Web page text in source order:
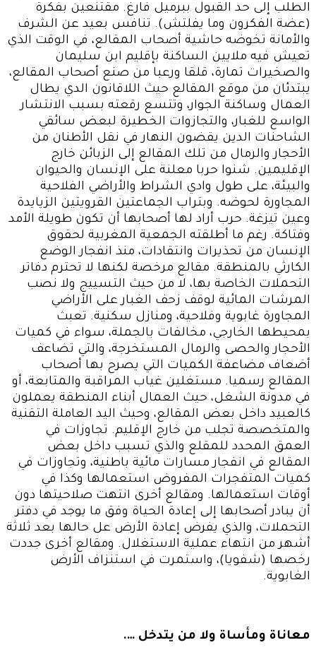
الطلب إلى حد القبول ببرميل فارغ. مقتنعين بفكرة
(عضة الفكرون وما يفلتش). تنافس بعيد عن الشرف
والأمانة تخوضه حاشية أصحاب المقالع، في الوقت الذي
تعيش فيه ملايين الساكنة بإقليم ابن سليمان
والصخيرات تمارة، قلقا ورعبا من صنع أصحاب المقالع،
يبتدئان من موقع المقالع حيث اللاقانون الدي يطال
العمال وساكنة الجوار، وتتسع رقعته بسبب الانتشار
الواسع للغبار، والتجازوات الخطيرة لبعض سائقي
الشاحنات الدين يقضون النهار في نقل الأطنان من
الأحجار والرمال من تلك المقالع إلى الزبائن خارج
الإقليمين. شنوا حربا معلنة على الإنسان والحيوان
والبيئة، على طول وادي الشراط والأراضي الفلاحية
المجاورة لحوضه. وبتراب الجماعتين القرويتين الزيايدة
وعين تيزغة. حرب أراد لها أصحابها أن تكون طويلة الأمد
وفتاكة. رغم ما أطلقته الجمعية المغربية لحقوق
الإنسان من تحذيرات وانتقادات، منذ انفجار الوضع
الكارثي بالمنطقة. مقالع مرخصة لكنها لا تحترم دفاتر
التحملات الخاصة بها، لا من حيث التسييج ولا نصب
المرشات المائية لوقف زحف الغبار على الأراضي
المجاورة غابوية وفلاحية، ومنازل سكنية. تعبث
بمحيطها الخارجي، مخالفات بالجملة، سواء في كميات
الأحجار والحصى والرمال المستخرجة، والتي تضاعف
أضعاف مضاعفة الكميات التي يصرح بها أصحاب
المقالع رسميا. مستغلين غياب المراقبة والمتابعة، أو
في مدونة الشغل، حيث العمال أبناء المنطقة يعملون
كالعبيد داخل بعض المقالع، وحيث اليد العاملة التقنية
والمتخصصة تجلب من خارج الإقليم. تجاوزات في
العمق المحدد للمقلع والذي تسبب داخل بعض
المقالع في انفجار مسارات مائية باطنية، وتجاوزات في
كميات المتفجرات المفروض استعمالها وكذا في
أوقات استعمالها. ومقالع أخرى انتهت صلاحيتها دون
أن يبادر أصحابها إلى إعادة الحياة وفق ما يوجد في دفتر
التحملات، والذي يفرض إعادة الأرض عل حالها بعد ثلاثة
أشهر من انتهاء عملية الاستغلال. ومقالع أخرى جددت
رخصها (شفويا)، واستمرت في استنزاف الأرض
الغابوية.
معاناة ومأساة ولا من يتدخل ….